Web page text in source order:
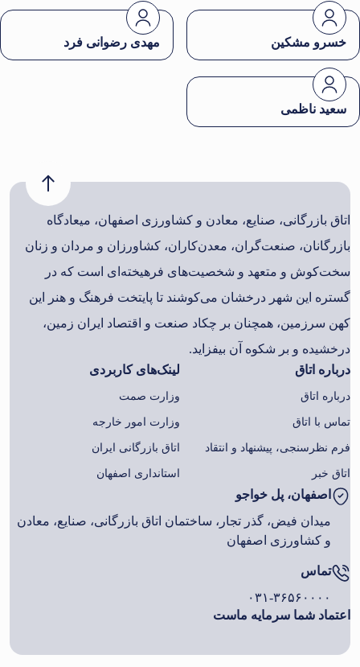
خسرو مشکین مهدی رضوانی فرد
سعید ناظمی
اتاق بازرگانی، صنایع، معادن و کشاورزی اصفهان، میعادگاه
بازرگانان، صنعت‌گران، معدن‌کاران، کشاورزان و مردان و زنان
سخت‌کوش و متعهد و شخصیت‌های فرهیخته‌ای است که در
گستره این شهر درخشان می‌کوشند تا پایتخت فرهنگ و هنر این
کهن سرزمین، همچنان بر چکاد صنعت و اقتصاد ایران زمین،
درخشیده و بر شکوه آن بیفزاید.
درباره اتاق
درباره اتاق
تماس با اتاق
فرم نظرسنجی، پیشنهاد و انتقاد
اتاق خبر
لینک‌های کاربردی
وزارت صمت
وزارت امور خارجه
اتاق بازرگانی ایران
استانداری اصفهان
اصفهان، پل خواجو
میدان فیض، گذر تجار، ساختمان اتاق بازرگانی، صنایع، معادن
و کشاورزی اصفهان
تماس
۰۳۱-۳۶۵۶۰۰۰۰
اعتماد شما سرمایه ماست